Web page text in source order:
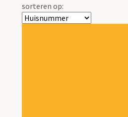
sorteren op: